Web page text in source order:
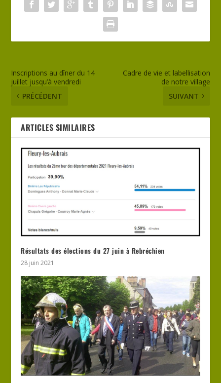
Inscriptions au dîner du 14
juillet jusqu’à vendredi
PRÉCÉDENT
Cadre de vie et labellisation
de notre village
SUIVANT
ARTICLES SIMILAIRES
Résultats des élections du 27 juin à Rebréchien
28 juin 2021